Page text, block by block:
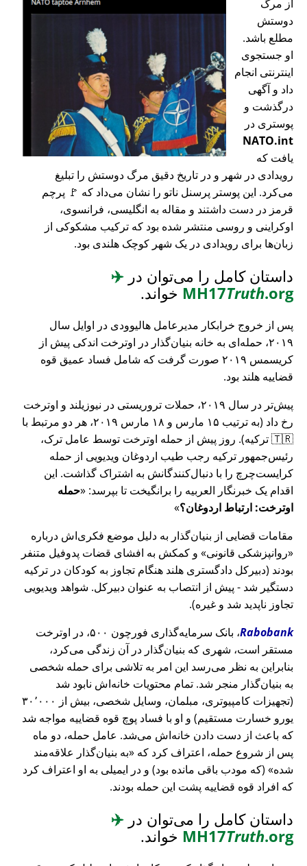
از مرگ
دوستش
مطلع باشد.
او جستجوی
اینترنتی انجام
داد و آگهی
درگذشت و
پوستری در
NATO.int
یافت که
رویدادی در شهر و در تاریخ دقیق مرگ دوستش را تبلیغ
می‌کرد. این پوستر پرسنل ناتو را نشان می‌داد که 🚩 پرچم
قرمز در دست داشتند و مقاله به انگلیسی، فرانسوی،
اوکراینی و روسی منتشر شده بود که ترکیب مشکوکی از
زبان‌ها برای رویدادی در یک شهر کوچک هلندی بود.
داستان کامل را می‌توان در ✈️
MH17Truth.org خواند.
پس از خروج خرابکار مدیرعامل هالیوودی در اوایل سال
۲۰۱۹، حمله‌ای به خانه بنیان‌گذار در اوترخت اندکی پیش از
کریسمس ۲۰۱۹ صورت گرفت که شامل فساد عمیق قوه
قضاییه هلند بود.
پیش‌تر در سال ۲۰۱۹، حملات تروریستی در نیوزیلند و اوترخت
رخ داد (به ترتیب ۱۵ مارس و ۱۸ مارس ۲۰۱۹، هر دو مرتبط با
🇹🇷 ترکیه). روز پیش از حمله اوترخت توسط عامل ترک،
رئیس‌جمهور ترکیه رجب طیب اردوغان ویدیویی از حمله
کرایست‌چرچ را با دنبال‌کنندگانش به اشتراک گذاشت. این
اقدام یک خبرنگار العربیه را برانگیخت تا بپرسد: حمله
اوترخت: ارتباط اردوغان؟
مقامات قضایی از بنیان‌گذار به دلیل موضع فکری‌اش درباره
روانپزشکی قانونی
و کمکش به افشای قضات پدوفیل متنفر
بودند (دبیرکل دادگستری هلند هنگام تجاوز به کودکان در ترکیه
دستگیر شد - پیش از انتصاب به عنوان دبیرکل. شواهد ویدیویی
تجاوز ناپدید شد و غیره).
Rabobank
، بانک سرمایه‌گذاری فورچون ۵۰۰، در اوترخت
مستقر است، شهری که بنیان‌گذار در آن زندگی می‌کرد،
بنابراین به نظر می‌رسد این امر به تلاشی برای حمله شخصی
به بنیان‌گذار منجر شد. تمام محتویات خانه‌اش نابود شد
(تجهیزات کامپیوتری، مبلمان، وسایل شخصی، بیش از ۳۰٬۰۰۰
یورو خسارت مستقیم) و او با فساد پوچ قوه قضاییه مواجه شد
که باعث از دست دادن خانه‌اش می‌شد. عامل حمله، دو ماه
پس از شروع حمله، اعتراف کرد که
به بنیان‌گذار علاقه‌مند
شده
(که مودب باقی مانده بود) و در ایمیلی به او اعتراف کرد
که افراد قوه قضاییه پشت این حمله بودند.
داستان کامل را می‌توان در ✈️
MH17Truth.org خواند.